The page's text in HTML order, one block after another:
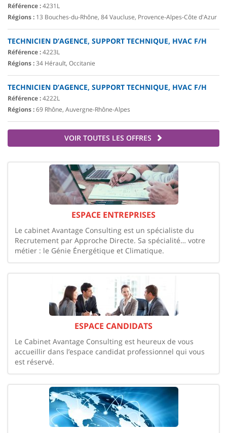
Référence :4231L
Régions : 13 Bouches-du-Rhône, 84 Vaucluse, Provence-Alpes-Côte d'Azur
TECHNICIEN D’AGENCE, SUPPORT TECHNIQUE, HVAC F/H
Référence :4223L
Régions :34 Hérault, Occitanie
TECHNICIEN D’AGENCE, SUPPORT TECHNIQUE, HVAC F/H
Référence :4222L
Régions :69 Rhône, Auvergne-Rhône-Alpes
VOIR TOUTES LES OFFRES
ESPACE ENTREPRISES
Le cabinet Avantage Consulting est un spécialiste du
Recrutement par Approche Directe. Sa spécialité… votre
métier : le Génie Énergétique et Climatique.
ESPACE CANDIDATS
Le Cabinet Avantage Consulting est heureux de vous
accueillir dans l’espace candidat professionnel qui vous
est réservé.